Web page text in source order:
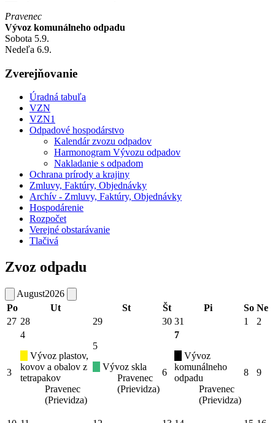
Pravenec
Vývoz komunálneho odpadu
Sobota 5.9.
Nedeľa 6.9.
Zverejňovanie
Úradná tabuľa
VZN
VZN1
Odpadové hospodárstvo
Kalendár zvozu odpadov
Harmonogram Vývozu odpadov
Nakladanie s odpadom
Ochrana prírody a krajiny
Zmluvy, Faktúry, Objednávky
Archív - Zmluvy, Faktúry, Objednávky
Hospodárenie
Rozpočet
Verejné obstarávanie
Tlačivá
Zvoz odpadu
August2026
Po
Ut St Št Pi So Ne
27 28 29 30 31 1 2
3
4
Vývoz plastov,
kovov a obalov z
tetrapakov
Pravenec
(Prievidza)
5
Vývoz skla
Pravenec
(Prievidza)
6
7
Vývoz
komunálneho
odpadu
Pravenec
(Prievidza)
8 9